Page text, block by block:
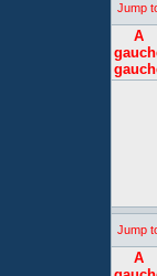
Jump
A
Jump
A